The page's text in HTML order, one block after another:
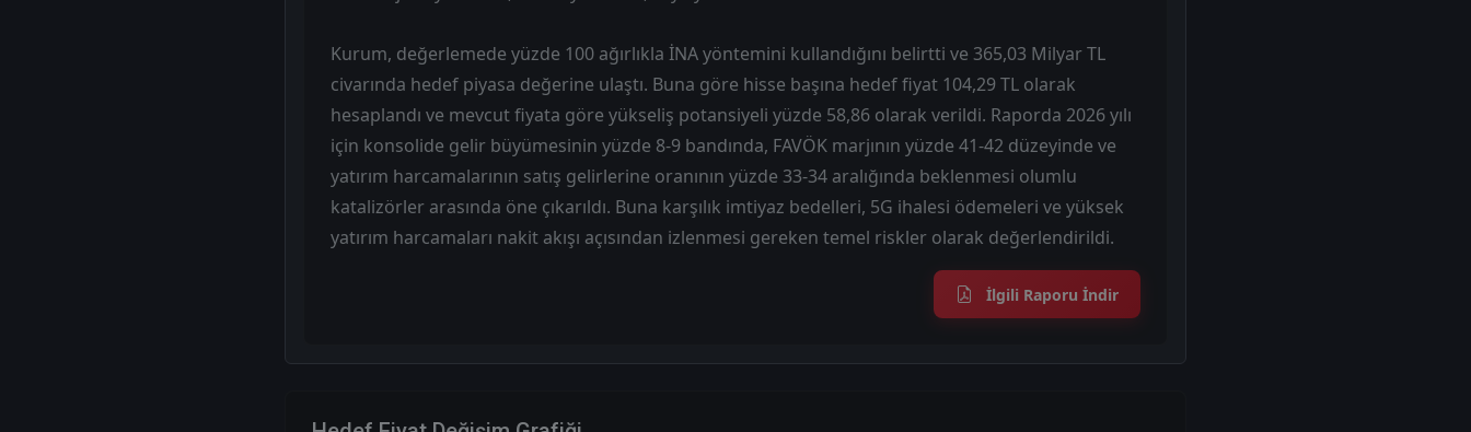
Kurum, değerlemede yüzde 100 ağırlıkla İNA yöntemini kullandığını belirtti ve 365,03 Milyar TL
civarında hedef piyasa değerine ulaştı. Buna göre hisse başına hedef fiyat 104,29 TL olarak
hesaplandı ve mevcut fiyata göre yükseliş potansiyeli yüzde 58,86 olarak verildi. Raporda 2026 yılı
için konsolide gelir büyümesinin yüzde 8-9 bandında, FAVÖK marjının yüzde 41-42 düzeyinde ve
yatırım harcamalarının satış gelirlerine oranının yüzde 33-34 aralığında beklenmesi olumlu
katalizörler arasında öne çıkarıldı. Buna karşılık imtiyaz bedelleri, 5G ihalesi ödemeleri ve yüksek
yatırım harcamaları nakit akışı açısından izlenmesi gereken temel riskler olarak değerlendirildi.
İlgili Raporu İndir